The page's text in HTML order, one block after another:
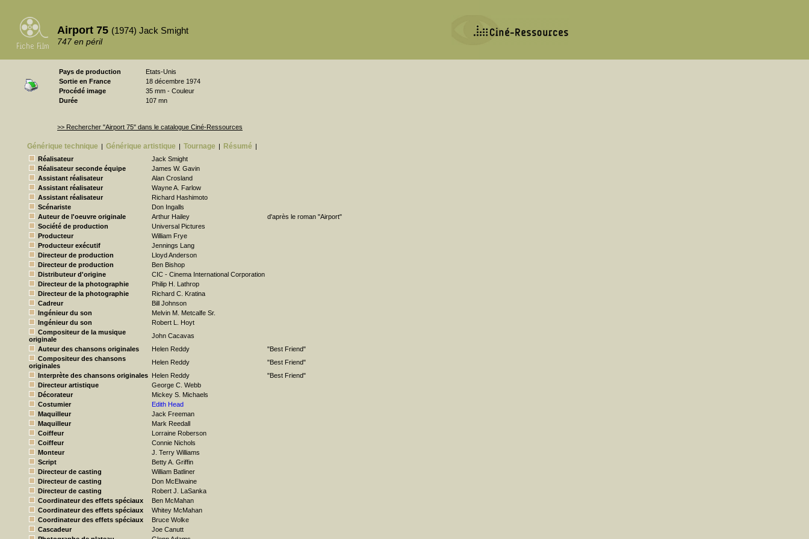
Airport 75 (1974) Jack Smight
747 en péril
Pays de production
Etats-Unis
Sortie en France
18 décembre 1974
Procédé image
35 mm - Couleur
Durée
107 mn
>> Rechercher "Airport 75" dans le catalogue Ciné-Ressources
Générique technique | Générique artistique | Tournage | Résumé |
Réalisateur
Jack Smight
Réalisateur seconde équipe
James W. Gavin
Assistant réalisateur
Alan Crosland
Assistant réalisateur
Wayne A. Farlow
Assistant réalisateur
Richard Hashimoto
Scénariste
Don Ingalls
Auteur de l'oeuvre originale
Arthur Hailey
d'après le roman "Airport"
Société de production
Universal Pictures
Producteur
William Frye
Producteur exécutif
Jennings Lang
Directeur de production
Lloyd Anderson
Directeur de production
Ben Bishop
Distributeur d'origine
CIC - Cinema International Corporation
Directeur de la photographie
Philip H. Lathrop
Directeur de la photographie
Richard C. Kratina
Cadreur
Bill Johnson
Ingénieur du son
Melvin M. Metcalfe Sr.
Ingénieur du son
Robert L. Hoyt
Compositeur de la musique
originale
John Cacavas
Auteur des chansons originales
Helen Reddy
"Best Friend"
Compositeur des chansons
originales
Helen Reddy
"Best Friend"
Interprète des chansons originales Helen Reddy
"Best Friend"
Directeur artistique
George C. Webb
Décorateur
Mickey S. Michaels
Costumier
Edith Head
Maquilleur
Jack Freeman
Maquilleur
Mark Reedall
Coiffeur
Lorraine Roberson
Coiffeur
Connie Nichols
Monteur
J. Terry Williams
Script
Betty A. Griffin
Directeur de casting
William Batliner
Directeur de casting
Don McElwaine
Directeur de casting
Robert J. LaSanka
Coordinateur des effets spéciaux
Ben McMahan
Coordinateur des effets spéciaux
Whitey McMahan
Coordinateur des effets spéciaux
Bruce Wolke
Cascadeur
Joe Canutt